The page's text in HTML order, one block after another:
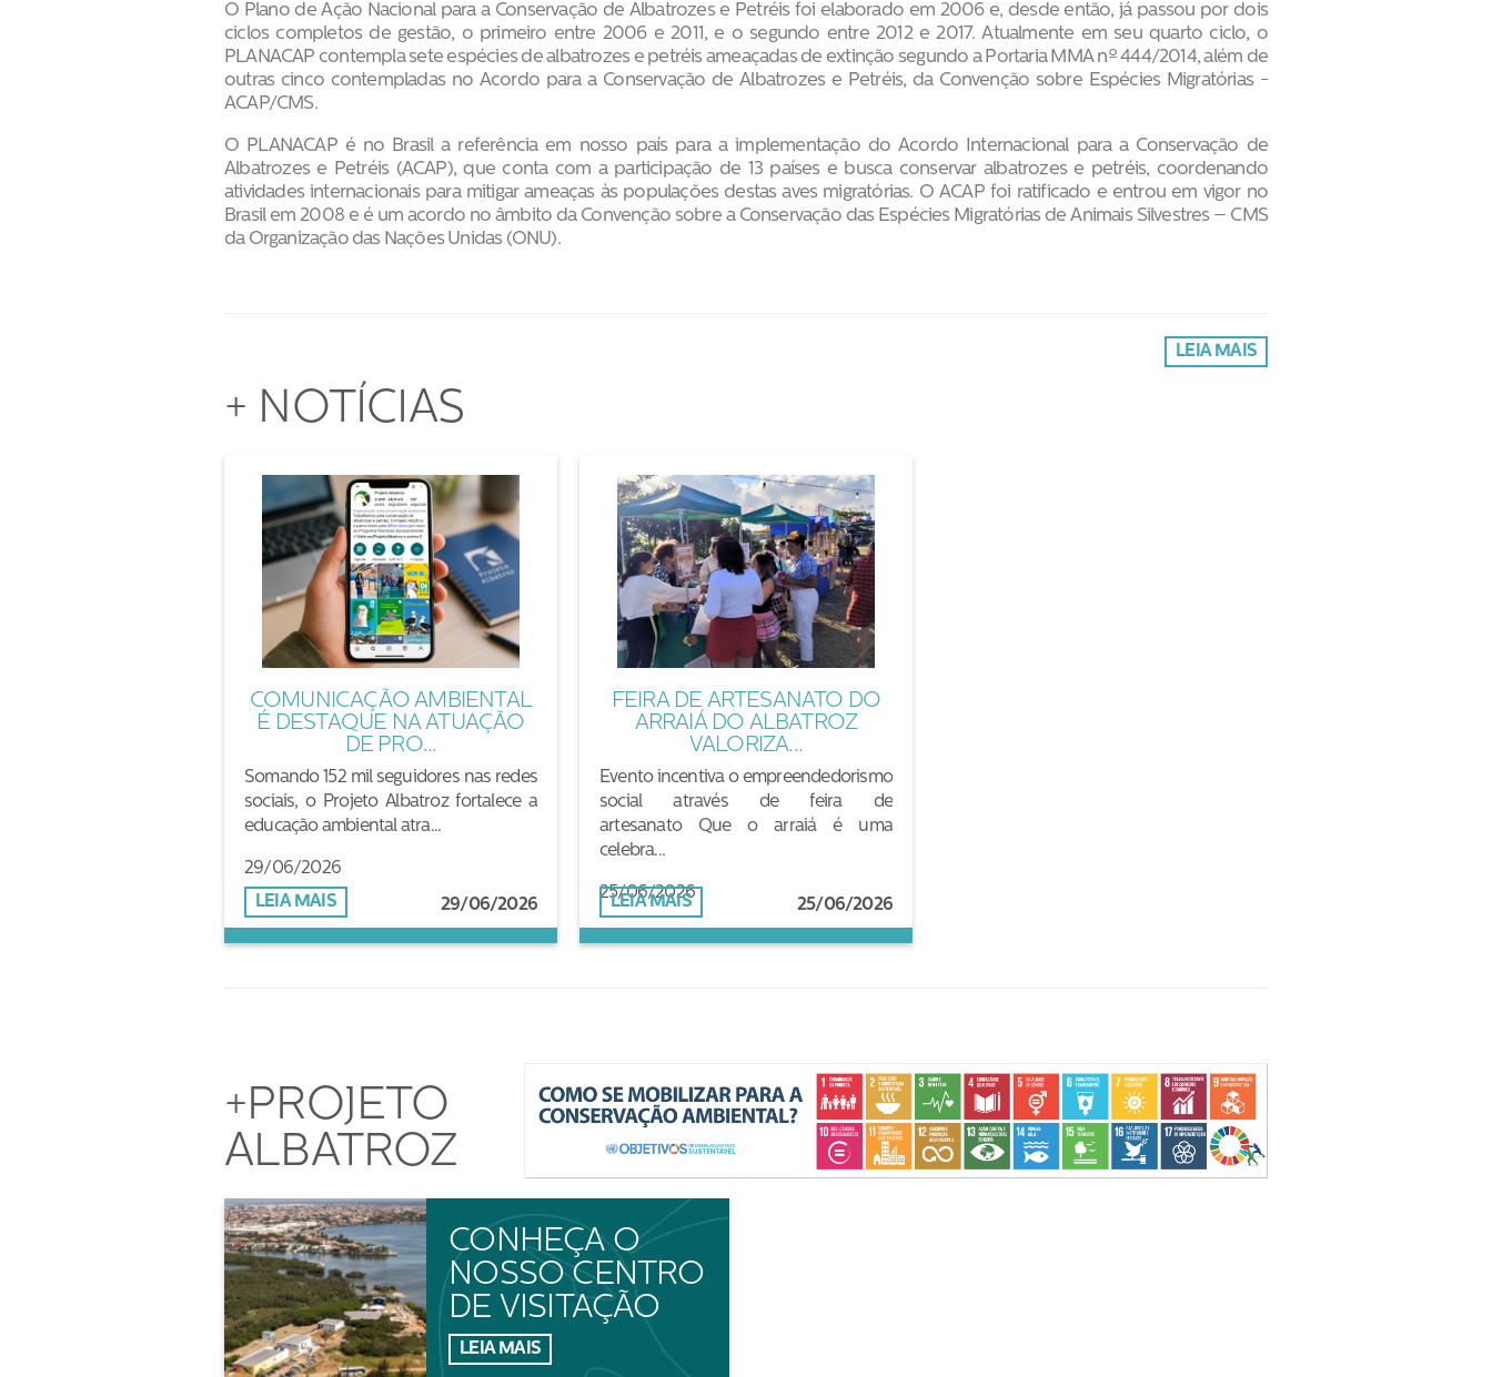
O Plano de Ação Nacional para a Conservação de Albatrozes e Petréis foi elaborado em 2006 e, desde então, já passou por dois
ciclos completos de gestão, o primeiro entre 2006 e 2011, e o segundo entre 2012 e 2017. Atualmente em seu quarto ciclo, o
PLANACAP contempla sete espécies de albatrozes e petréis ameaçadas de extinção segundo a Portaria MMA nº 444/2014, além de
outras cinco contempladas no Acordo para a Conservação de Albatrozes e Petréis, da Convenção sobre Espécies Migratórias -
ACAP/CMS.
O PLANACAP é no Brasil a referência em nosso país para a implementação do Acordo Internacional para a Conservação de
Albatrozes e Petréis (ACAP), que conta com a participação de 13 países e busca conservar albatrozes e petréis, coordenando
atividades internacionais para mitigar ameaças às populações destas aves migratórias. O ACAP foi ratificado e entrou em vigor no
Brasil em 2008 e é um acordo no âmbito da Convenção sobre a Conservação das Espécies Migratórias de Animais Silvestres – CMS
da Organização das Nações Unidas (ONU).
LEIA MAIS
+ NOTÍCIAS
COMUNICAÇÃO AMBIENTAL
É DESTAQUE NA ATUAÇÃO
DE PRO...
Somando 152 mil seguidores nas redes
sociais, o Projeto Albatroz fortalece a
educação ambiental atra...
29/06/2026
29/06/2026
LEIA MAIS
FEIRA DE ARTESANATO DO
ARRAIÁ DO ALBATROZ
VALORIZA...
Evento incentiva o empreendedorismo
social através de feira de
artesanato Que o arraiá é uma
celebra...
25/06/2026
25/06/2026
LEIA MAIS
+PROJETO
ALBATROZ
CONHEÇA O
NOSSO CENTRO
DE VISITAÇÃO
LEIA MAIS